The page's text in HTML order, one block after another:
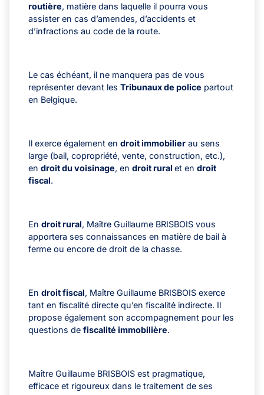
routière, matière dans laquelle il pourra vous
assister en cas d’amendes, d’accidents et
d’infractions au code de la route.
Le cas échéant, il ne manquera pas de vous
représenter devant les Tribunaux de police partout
en Belgique.
Il exerce également en droit immobilier au sens
large (bail, copropriété, vente, construction, etc.),
en droit du voisinage, en droit rural et en droit
fiscal.
En droit rural, Maître Guillaume BRISBOIS vous
apportera ses connaissances en matière de bail à
ferme ou encore de droit de la chasse.
En droit fiscal, Maître Guillaume BRISBOIS exerce
tant en fiscalité directe qu’en fiscalité indirecte. Il
propose également son accompagnement pour les
questions de fiscalité immobilière.
Maître Guillaume BRISBOIS est pragmatique,
efficace et rigoureux dans le traitement de ses